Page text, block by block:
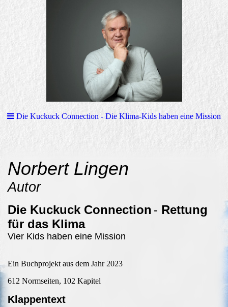
Die Kuckuck Connection - Die Klima-Kids haben eine Mission
Norbert Lingen
Autor
Die Kuckuck Connection - Rettung
für das Klima
Vier Kids haben eine Mission
Ein Buchprojekt aus dem Jahr 2023
612 Normseiten, 102 Kapitel
Klappentext